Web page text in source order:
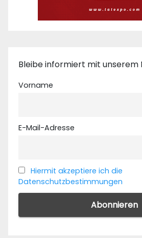
Bleibe informiert mit unserem
Vorname
E-Mail-Adresse
Hiermit akzeptiere ich die
Datenschutzbestimmungen